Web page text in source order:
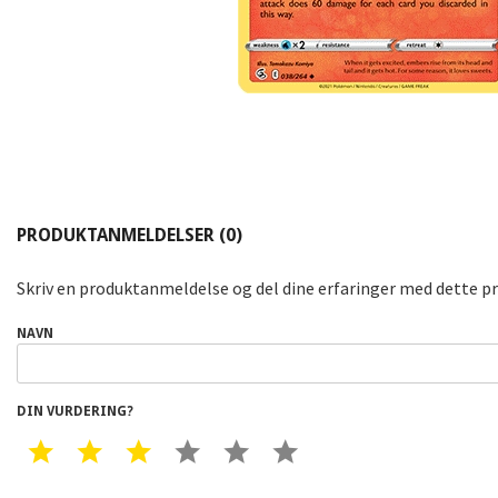
PRODUKTANMELDELSER (0)
Skriv en produktanmeldelse og del dine erfaringer med dette
NAVN
DIN VURDERING?
1 STAR2 STAR3 STAR4 STAR5 STAR